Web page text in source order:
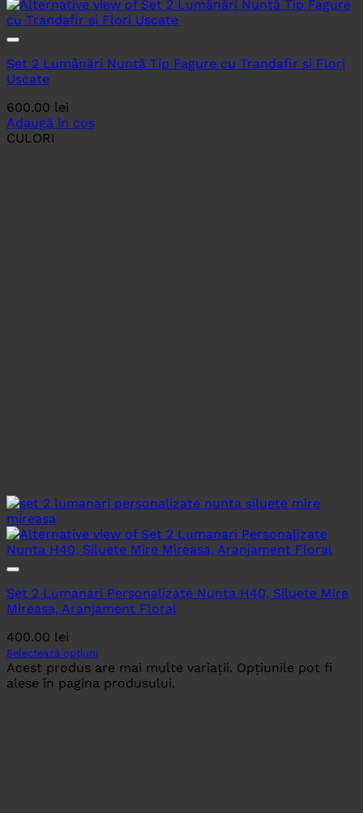
Set 2 Lumânări Nuntă Tip Fagure cu Trandafir si Flori
Uscate
600.00 lei
Adaugă în coș
CULORI
Set 2 Lumanari Personalizate Nunta H40, Siluete Mire
Mireasa, Aranjament Floral
400.00 lei
Selectează opțiuni
Acest produs are mai multe variații. Opțiunile pot fi
alese în pagina produsului.